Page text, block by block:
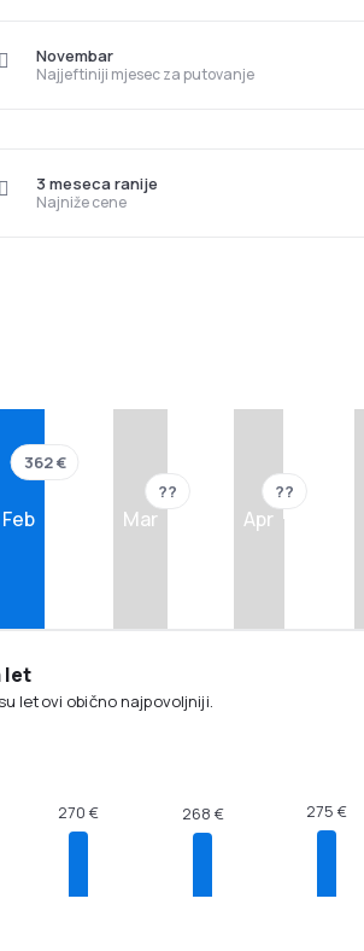
Najjeftiniji mjesec za putovanje
Novembar
Najniže cene
3 meseca ranije
Feb
362 €
Mar
??
Apr
??
let
letovi obično najpovoljniji.
270 € 268 € 275 €